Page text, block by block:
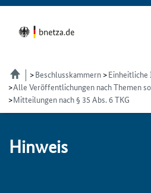
Beschlusskammern
Alle Veröffentlichungen nach Themen
Mitteilungen nach § 35 Abs. 6 TKG
Hin­weis